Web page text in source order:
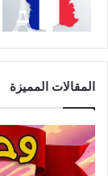
المقالات المميزة
و
ح
و